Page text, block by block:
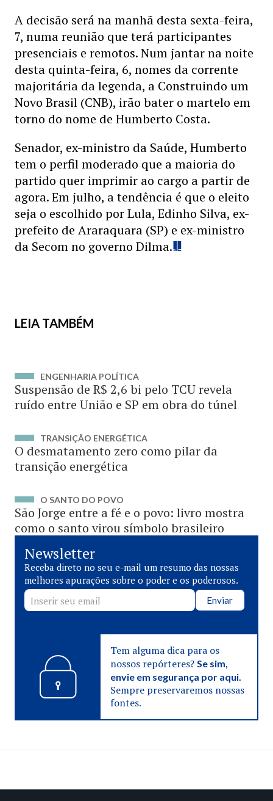
A decisão será na manhã desta sexta-feira,
7, numa reunião que terá participantes
presenciais e remotos. Num jantar na noite
desta quinta-feira, 6, nomes da corrente
majoritária da legenda, a Construindo um
Novo Brasil (CNB), irão bater o martelo em
torno do nome de Humberto Costa.
Senador, ex-ministro da Saúde, Humberto
tem o perfil moderado que a maioria do
partido quer imprimir ao cargo a partir de
agora. Em julho, a tendência é que o eleito
seja o escolhido por Lula, Edinho Silva, ex-
prefeito de Araraquara (SP) e ex-ministro
da Secom no governo Dilma.
LEIA TAMBÉM
ENGENHARIA POLÍTICA
Suspensão de R$ 2,6 bi pelo TCU revela
ruído entre União e SP em obra do túnel
TRANSIÇÃO ENERGÉTICA
O desmatamento zero como pilar da
transição energética
O SANTO DO POVO
São Jorge entre a fé e o povo: livro mostra
como o santo virou símbolo brasileiro
Newsletter
Receba direto no seu e-mail um resumo das nossas
melhores apurações sobre o poder e os poderosos.
Enviar
Tem alguma dica para os
nossos repórteres? Se sim,
envie em segurança por aqui.
Sempre preservaremos nossas
fontes.